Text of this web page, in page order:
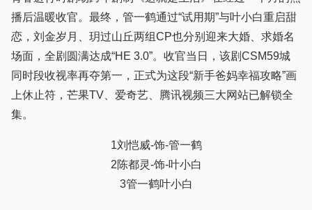
播后温暖收官。最终，管一鹤通过“试用期”与叶小白重启甜
恋，刘金岁月、玥过山丘两组CP也分别迎来大婚、求婚名
场面，全剧圆满达成“HE 3.0”。收官当日，该剧CSM59城
同时段收视率再夺第一，正式为这段“新手爸妈幸福攻略”画
上休止符，芒果TV、爱奇艺、腾讯视频三大网站已解锁全
集。
1刘恺威-饰-管一鹤
2陈都灵-饰-叶小白
3管一鹤叶小白